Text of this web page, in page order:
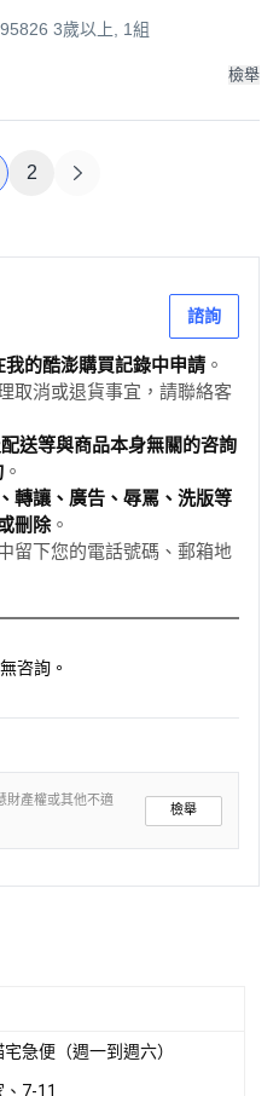
3歲以上, 1組
檢舉
2
諮詢
我的酷澎購買記錄中申請 。
取消或退貨事宜，請聯絡客
送等與商品本身無關的咨詢
。
轉讓、廣告、辱罵、洗版等
刪除。
留下您的電話號碼、郵箱地
咨詢。
財產權或其他不適
檢舉
急便（週一到週六）
7-11